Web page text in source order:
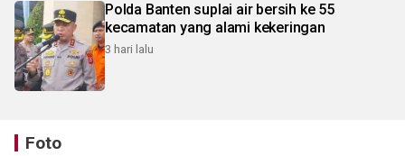
Polda Banten suplai air bersih ke 55
kecamatan yang alami kekeringan
3 hari lalu
Foto